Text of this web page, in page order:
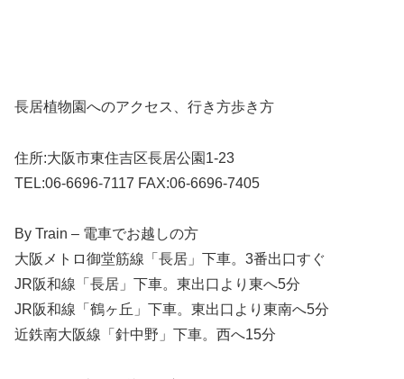
長居植物園へのアクセス、行き方歩き方
住所:大阪市東住吉区長居公園1-23
TEL:06-6696-7117 FAX:06-6696-7405
By Train – 電車でお越しの方
⼤阪メトロ御堂筋線「⻑居」下⾞。3番出⼝すぐ
JR阪和線「⻑居」下⾞。東出⼝より東へ5分
JR阪和線「鶴ヶ丘」下⾞。東出⼝より東南へ5分
近鉄南⼤阪線「針中野」下⾞。⻄へ15分